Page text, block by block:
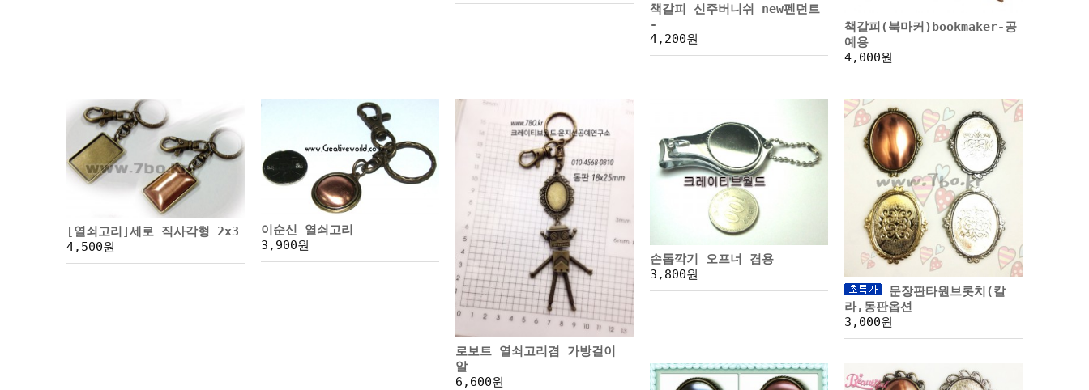
책갈피 신주버니쉬 new펜던트
-
4,200원
책갈피(북마커)bookmaker-공
예용
4,000원
[열쇠고리]세로 직사각형 2x3
4,500원
이순신 열쇠고리
3,900원
로보트 열쇠고리겸 가방걸이
알
6,600원
손톱깍기 오프너 겸용
3,800원
문장판타원브롯치(칼
라,동판옵션
3,000원